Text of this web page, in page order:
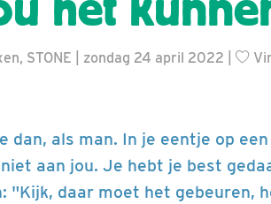
STONE | zondag 24 april 2022 |
dan, als man. In je eentje op
aan jou. Je hebt je best
"Kijk, daar moet het gebeuren,